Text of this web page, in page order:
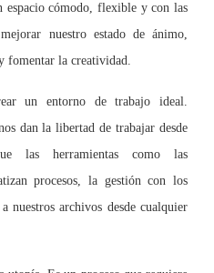
espacio cómodo, flexible y con las
nuestro estado de ánimo,
fomentar la creatividad.
un entorno de trabajo ideal.
dan la libertad de trabajar desde
las herramientas como las
procesos, la gestión con los
nuestros archivos desde cualquier